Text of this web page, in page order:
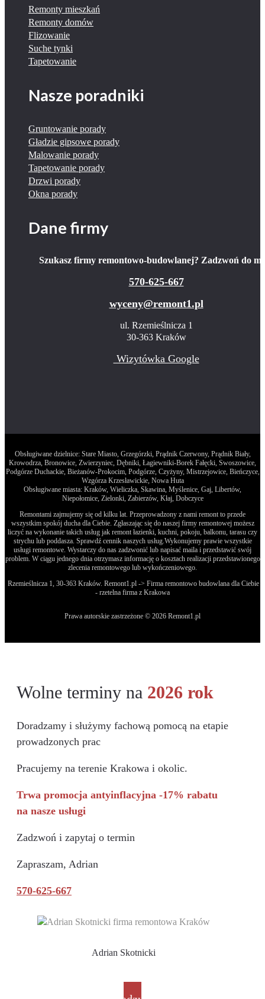
Remonty mieszkań
Remonty domów
Flizowanie
Suche tynki
Tapetowanie
Nasze poradniki
Gruntowanie porady
Gładzie gipsowe porady
Malowanie porady
Tapetowanie porady
Drzwi porady
Okna porady
Dane firmy
Szukasz firmy remontowo-budowlanej? Zadzwoń do
570-625-667
wyceny@remont1.pl
ul. Rzemieślnicza 1
30-363 Kraków
Wizytówka Google
Obsługiwane dzielnice: Stare Miasto, Grzegórzki, Prądnik Czerwony, Prądnik Biały,
Krowodrza, Bronowice, Zwierzyniec, Dębniki, Łagiewniki-Borek Fałęcki, Swoszowice,
Podgórze Duchackie, Bieżanów-Prokocim, Podgórze, Czyżyny, Mistrzejowice, Bieńczyce,
Wzgórza Krzesławickie, Nowa Huta
Obsługiwane miasta: Kraków, Wieliczka, Skawina, Myślenice, Gaj, Libertów,
Niepołomice, Zielonki, Zabierzów, Kłaj, Dobczyce
Remontami zajmujemy się od kilku lat. Przeprowadzony z nami remont to przede
wszystkim spokój ducha dla Ciebie. Zgłaszając się do naszej firmy remontowej możesz
liczyć na wykonanie takich usług jak remont łazienki, kuchni, pokoju, balkonu, tarasu czy
strychu lub poddasza. Sprawdź cennik naszych usług.Wykonujemy prawie wszystkie
usługi remontowe. Wystarczy do nas zadzwonić lub napisać maila i przedstawić swój
problem. W ciągu jednego dnia otrzymasz informację o kosztach realizacji przedstawionego
zlecenia remontowego lub wykończeniowego.
Rzemieślnicza 1, 30-363 Kraków. Remont1.pl -> Firma remontowo budowlana dla Ciebie
- rzetelna firma z Krakowa
Prawa autorskie zastrzeżone © 2026 Remont1.pl
Wolne terminy na 2026 rok
Doradzamy i służymy fachową pomocą na etapie
prowadzonych prac
Pracujemy na terenie Krakowa i okolic.
Trwa promocja antyinflacyjna -17% rabatu
na nasze usługi
Zadzwoń i zapytaj o termin
Zapraszam, Adrian
570-625-667
Adrian Skotnicki